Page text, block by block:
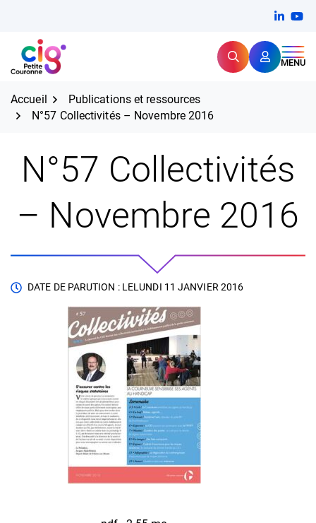
contenu
CIG Petite Couronne RechercherMENU
Expertise et proximité pour
Accueil
Publications et ressources
N°57 Collectivités – Novembre 2016
N°57 Collectivités
– Novembre 2016
DATE DE PARUTION : LELUNDI 11 JANVIER 2016